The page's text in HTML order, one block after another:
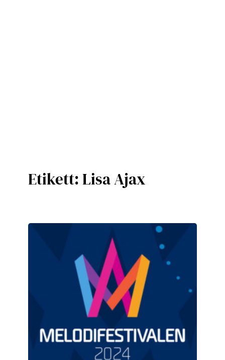
Etikett:Lisa Ajax